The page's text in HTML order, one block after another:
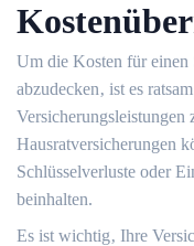
Um die Kosten für einen
abzudecken‚ ist es
Hausratversicherungen
Schlüsselverluste oder
beinhalten.
Es ist wichtig‚ Ihre